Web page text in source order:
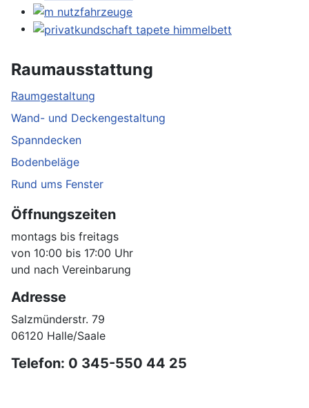
Raumausstattung
Raumgestaltung
Wand- und Deckengestaltung
Spanndecken
Bodenbeläge
Rund ums Fenster
Öffnungszeiten
montags bis freitags
von 10:00 bis 17:00 Uhr
und nach Vereinbarung
Adresse
Salzmünderstr. 79
06120 Halle/Saale
Telefon: 0 345-550 44 25